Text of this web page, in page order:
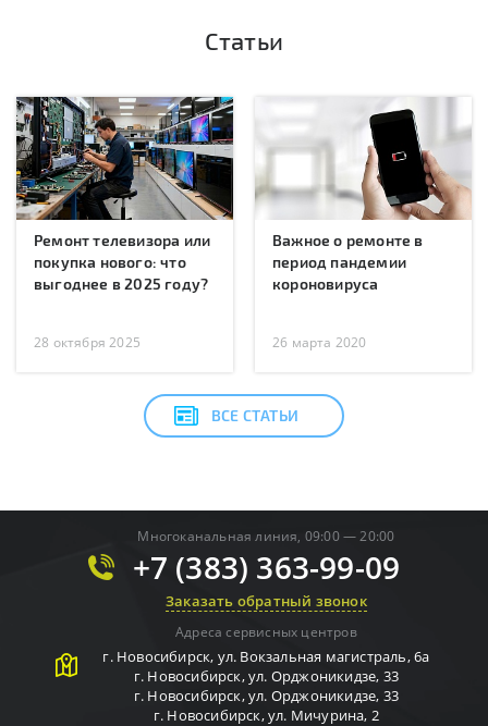
Статьи
Ремонт телевизора или
покупка нового: что
выгоднее в 2025 году?
28 октября 2025
Важное о ремонте в
период пандемии
короновируса
26 марта 2020
ВСЕ СТАТЬИ
Многоканальная линия, 09:00 — 20:00
+7 (383) 363-99-09
Заказать обратный звонок
Адреса сервисных центров
г. Новосибирск, ул. Вокзальная магистраль, 6а
г. Новосибирск,ул. Орджоникидзе, 33
г. Новосибирск,ул. Орджоникидзе, 33
г. Новосибирск,ул. Мичурина, 2